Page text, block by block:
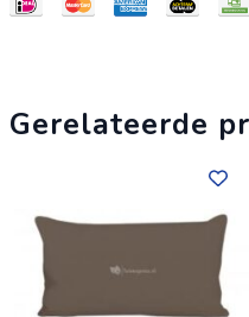
Gerelateerde